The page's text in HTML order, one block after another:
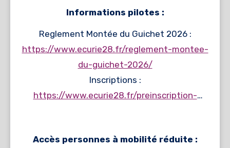
Informations pilotes :
Reglement Montée du Guichet 2026 :
https://www.ecurie28.fr/reglement-montee-
du-guichet-2026/
Inscriptions :
https://www.ecurie28.fr/preinscription-
Accès personnes à mobilité réduite :